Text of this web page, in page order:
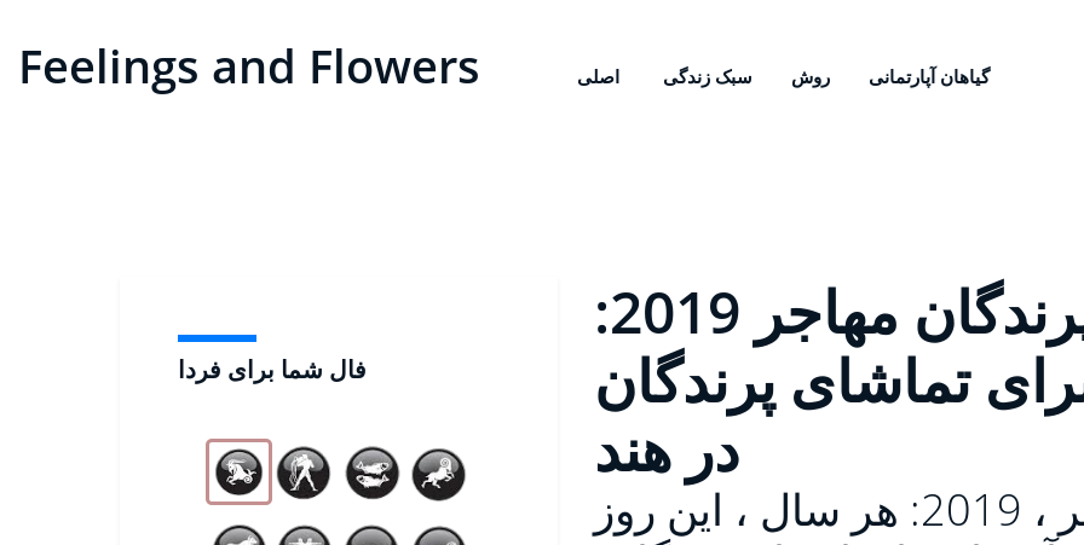
Feelings and Flowers اصلی سبک زندگی روش گیاهان آپارتمانی
فال شما برای فردا
روز جهانی پرندگان مهاجر 2019:
تماشای پرندگان
در هند
روز جهانی پرندگان مهاجر ، 2019: هر سال ، این روز